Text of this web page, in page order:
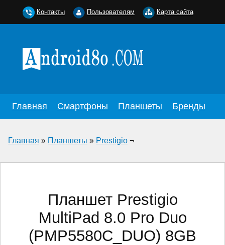
Главная Смартфоны Планшеты Бренды
Главная » Планшеты » Prestigio ¬
Планшет Prestigio
MultiPad 8.0 Pro Duo
(PMP5580C_DUO) 8GB
Контакты Пользователям Карта сайта